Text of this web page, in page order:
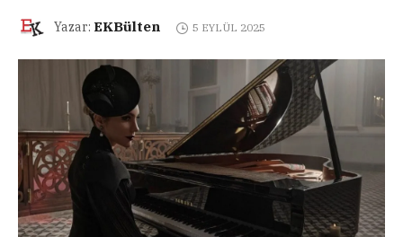
Yazar: EKBülten 5 EYLÜL 2025